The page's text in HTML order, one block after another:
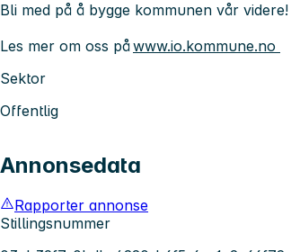
Bli med på å bygge kommunen vår videre!
Les mer om oss påwww.io.kommune.no
Sektor
Offentlig
Annonsedata
Rapporter annonse
Stillingsnummer